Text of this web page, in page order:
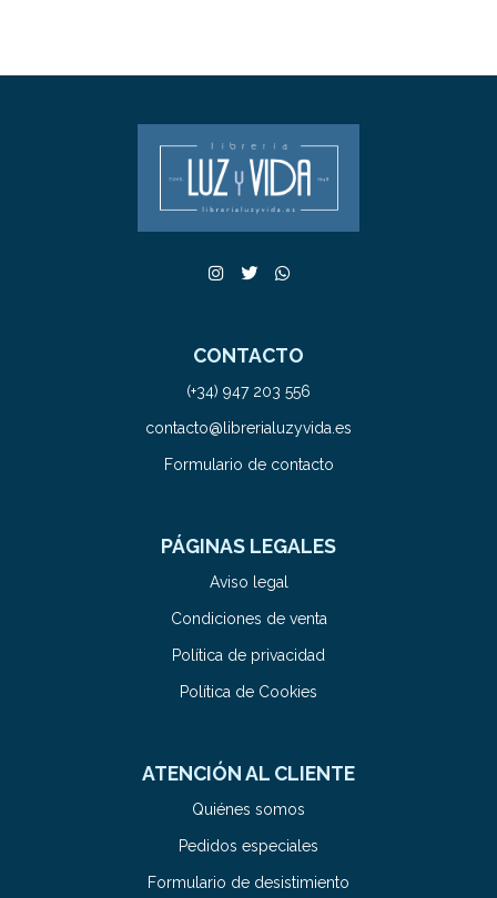
CONTACTO
(+34) 947 203 556
contacto@librerialuzyvida.es
Formulario de contacto
PÁGINAS LEGALES
Aviso legal
Condiciones de venta
Política de privacidad
Política de Cookies
ATENCIÓN AL CLIENTE
Quiénes somos
Pedidos especiales
Formulario de desistimiento